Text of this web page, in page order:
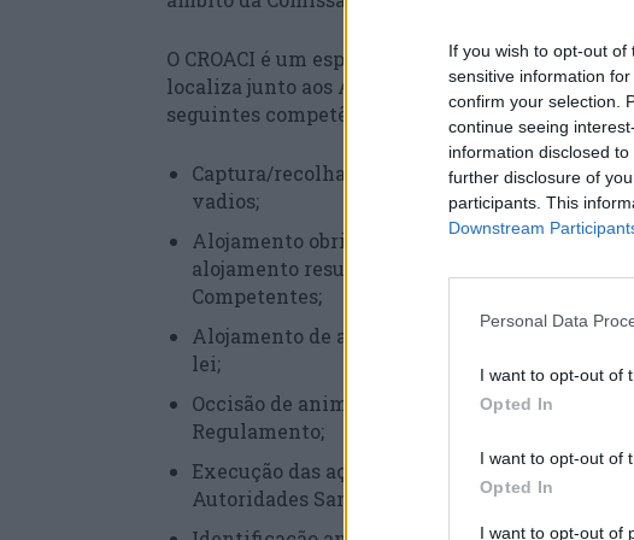
If you wish to opt-out
sensitive information
confirm your selection.
continue seeing
information disclosed
further disclosure of
participants. This
Downstream
Personal Data
I want to opt-out of
Opted In
I want to opt-out of
Opted In
I want to opt-out of
O CROACI é um espaço da responsabilidade da
localiza junto aos Armazéns Gerais, na Gafanha
seguintes competências:
Captura/recolha, transporte e alojamento de
vadios;
Alojamento obrigatório dos animais para
alojamento resultante de recolhas
Competentes;
Alojamento de animais provenientes de
lei;
Occisão de animais, nos casos
Regulamento;
Execução das ações de profilaxia médica e
Autoridades Sanitárias Veterinárias